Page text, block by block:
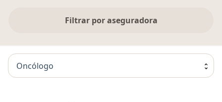
Filtrar por aseguradora
Oncólogo